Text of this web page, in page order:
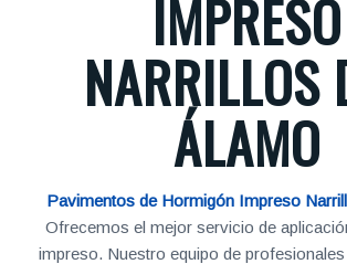
IMPRESO
NARRILLOS
ÁLAMO
Pavimentos de Hormigón Impreso
Ofrecemos el mejor servicio de
impreso. Nuestro equipo de